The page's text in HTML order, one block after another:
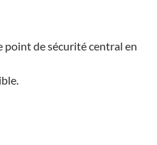
point de sécurité central en